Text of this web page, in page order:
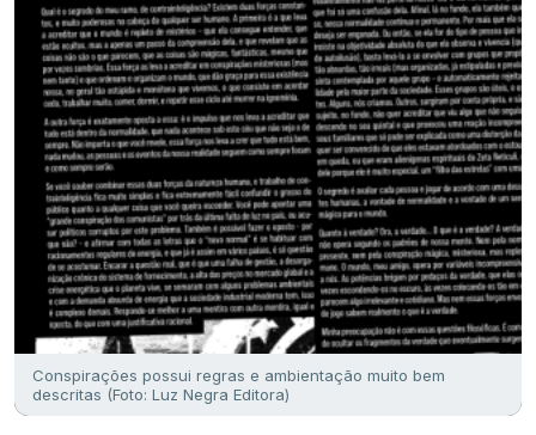
Conspirações possui regras e ambientação muito bem
descritas (Foto: Luz Negra Editora)